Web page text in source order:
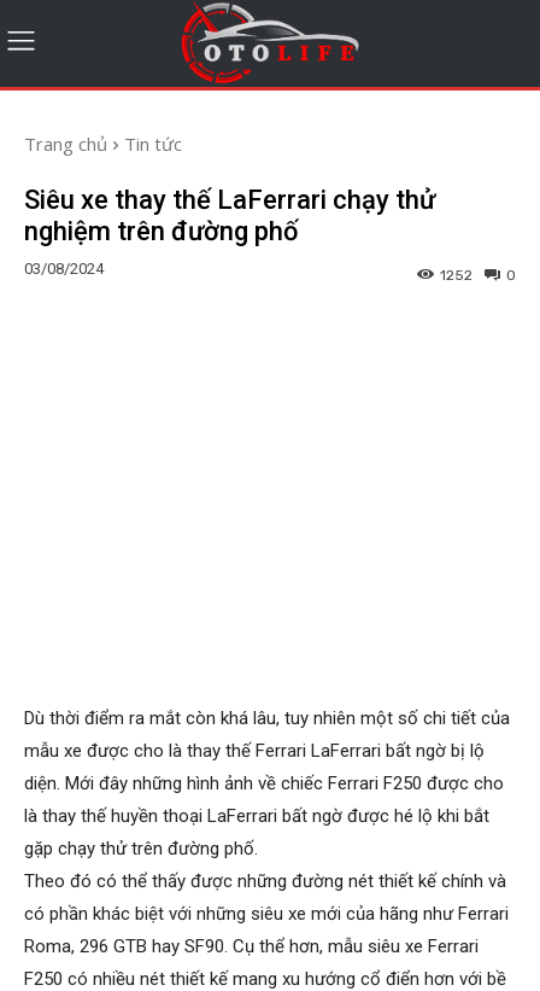
Trang chủ Tin tức
Siêu xe thay thế LaFerrari chạy thử
nghiệm trên đường phố
03/08/2024 0
1252
Dù thời điểm ra mắt còn khá lâu, tuy nhiên một số chi tiết của
mẫu xe được cho là thay thế Ferrari LaFerrari bất ngờ bị lộ
diện. Mới đây những hình ảnh về chiếc Ferrari F250 được cho
là thay thế huyền thoại LaFerrari bất ngờ được hé lộ khi bắt
gặp chạy thử trên đường phố.
Theo đó có thể thấy được những đường nét thiết kế chính và
có phần khác biệt với những siêu xe mới của hãng như Ferrari
Roma, 296 GTB hay SF90. Cụ thể hơn, mẫu siêu xe Ferrari
F250 có nhiều nét thiết kế mang xu hướng cổ điển hơn với bề